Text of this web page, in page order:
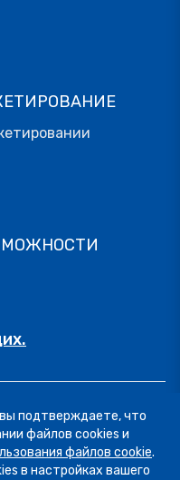
соглашение
подтверждаете, что
файлов cookies и
файлов cookie.
в настройках вашего